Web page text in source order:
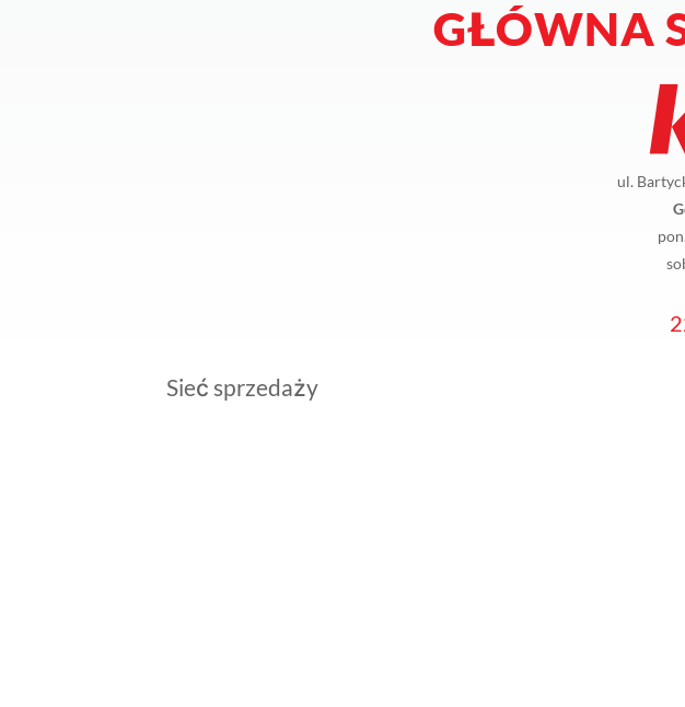
GŁÓWNA
ul.
Sieć sprzedaży